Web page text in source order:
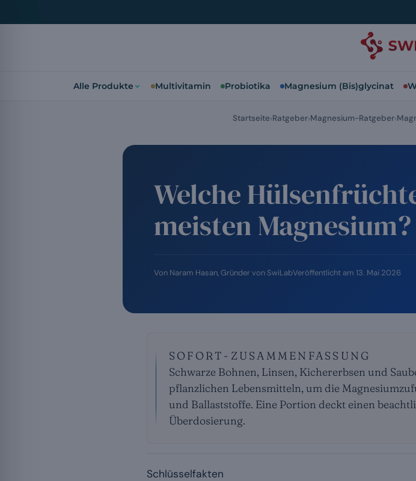
Alle Produkte Multivitamin Probiotika Magnesium (Bis)glycinat
Welche
meisten Magnesium?
Von Naram Hasan, Gründer von SwiLabVeröffentlicht am 13. Mai 2026
SOFORT-ZUSAMMENFASSUNG
Schwarze Bohnen, Linsen, Kichererbsen und
pflanzlichen Lebensmitteln, um die
und Ballaststoffe. Eine Portion deckt einen
Überdosierung.
Schlüsselfakten
Startseite Ratgeber Magnesium-Ratgeber